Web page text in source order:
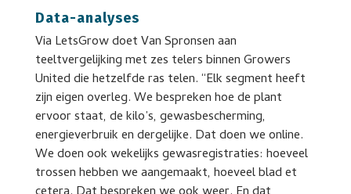
Data-analyses
Via LetsGrow doet Van Spronsen aan
teeltvergelijking met zes telers binnen Growers
United die hetzelfde ras telen. “Elk segment heeft
zijn eigen overleg. We bespreken hoe de plant
ervoor staat, de kilo’s, gewasbescherming,
energieverbruik en dergelijke. Dat doen we online.
We doen ook wekelijks gewasregistraties: hoeveel
trossen hebben we aangemaakt, hoeveel blad et